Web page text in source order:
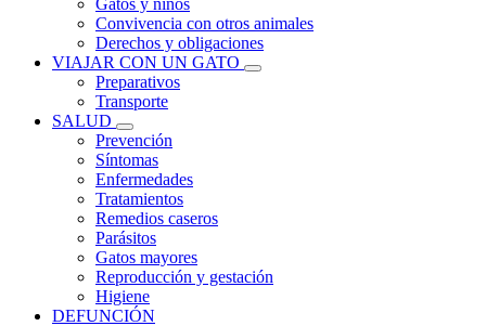
Gatos y niños
Convivencia con otros animales
Derechos y obligaciones
VIAJAR CON UN GATO
Preparativos
Transporte
SALUD
Prevención
Síntomas
Enfermedades
Tratamientos
Remedios caseros
Parásitos
Gatos mayores
Reproducción y gestación
Higiene
DEFUNCIÓN